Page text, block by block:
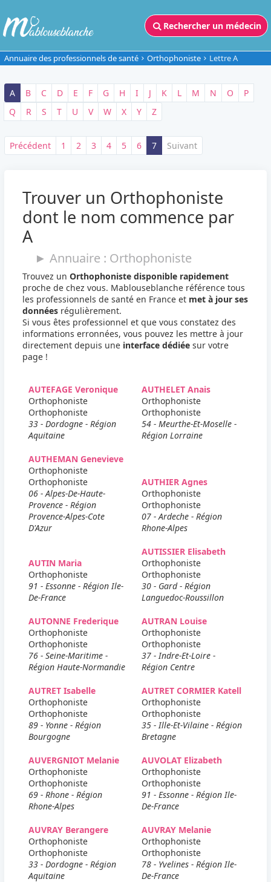
Rechercher un médecin
Annuaire des professionnels de santé Orthophoniste Lettre A
A B C D E F G H I J K L M N O
P
Q
R S T U V W X Y Z
Précédent 1 2 3 4 5 6 7 Suivant
Trouver un Orthophoniste
dont le nom commence par
A
► Annuaire : Orthophoniste
Trouvez unOrthophoniste disponible rapidement
proche de chez vous. Mablouseblanche référence tous
les professionnels de santé en France et met à jour ses
données régulièrement.
Si vous êtes professionnel et que vous constatez des
informations erronnées, vous pouvez les mettre à jour
directement depuis une interface dédiée sur votre
page !
AUTEFAGE Veronique
Orthophoniste
Orthophoniste
33 - Dordogne - Région
Aquitaine
AUTHELET Anais
Orthophoniste
Orthophoniste
54 - Meurthe-Et-Moselle -
Région Lorraine
AUTHEMAN Genevieve
Orthophoniste
Orthophoniste
06 - Alpes-De-Haute-
Provence - Région
Provence-Alpes-Cote
D'Azur
AUTHIER Agnes
Orthophoniste
Orthophoniste
07 - Ardeche - Région
Rhone-Alpes
AUTIN Maria
Orthophoniste
91 - Essonne - Région Ile-
De-France
AUTISSIER Elisabeth
Orthophoniste
Orthophoniste
30 - Gard - Région
Languedoc-Roussillon
AUTONNE Frederique
Orthophoniste
Orthophoniste
76 - Seine-Maritime -
Région Haute-Normandie
AUTRAN Louise
Orthophoniste
Orthophoniste
37 - Indre-Et-Loire -
Région Centre
AUTRET Isabelle
Orthophoniste
Orthophoniste
89 - Yonne - Région
Bourgogne
AUTRET CORMIER Katell
Orthophoniste
Orthophoniste
35 - Ille-Et-Vilaine - Région
Bretagne
AUVERGNIOT Melanie
Orthophoniste
Orthophoniste
69 - Rhone - Région
Rhone-Alpes
AUVOLAT Elizabeth
Orthophoniste
Orthophoniste
91 - Essonne - Région Ile-
De-France
AUVRAY Berangere
Orthophoniste
Orthophoniste
33 - Dordogne - Région
Aquitaine
AUVRAY Melanie
Orthophoniste
Orthophoniste
78 - Yvelines - Région Ile-
De-France